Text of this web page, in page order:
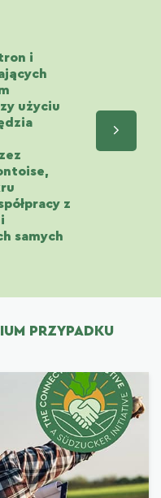
i
użyciu
z
samych
PRZYPADKU